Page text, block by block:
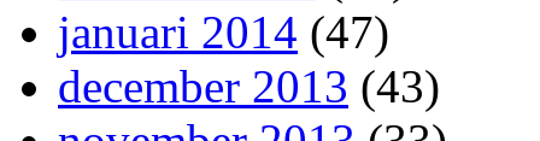
januari 2014 (47)
december 2013 (43)